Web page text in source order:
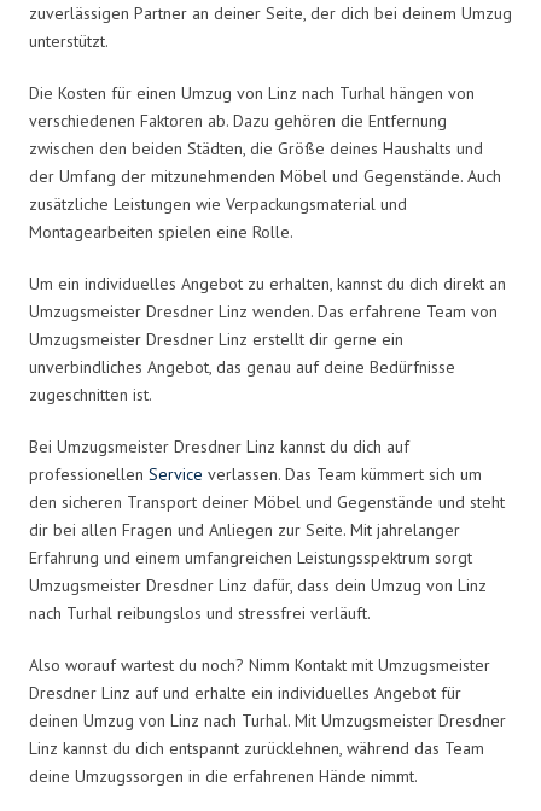
zuverlässigen Partner an deiner Seite, der dich bei deinem Umzug
unterstützt.
Die Kosten für einen Umzug von Linz nach Turhal hängen von
verschiedenen Faktoren ab. Dazu gehören die Entfernung
zwischen den beiden Städten, die Größe deines Haushalts und
der Umfang der mitzunehmenden Möbel und Gegenstände. Auch
zusätzliche Leistungen wie Verpackungsmaterial und
Montagearbeiten spielen eine Rolle.
Um ein individuelles Angebot zu erhalten, kannst du dich direkt an
Umzugsmeister Dresdner Linz wenden. Das erfahrene Team von
Umzugsmeister Dresdner Linz erstellt dir gerne ein
unverbindliches Angebot, das genau auf deine Bedürfnisse
zugeschnitten ist.
Bei Umzugsmeister Dresdner Linz kannst du dich auf
professionellen Service verlassen. Das Team kümmert sich um
den sicheren Transport deiner Möbel und Gegenstände und steht
dir bei allen Fragen und Anliegen zur Seite. Mit jahrelanger
Erfahrung und einem umfangreichen Leistungsspektrum sorgt
Umzugsmeister Dresdner Linz dafür, dass dein Umzug von Linz
nach Turhal reibungslos und stressfrei verläuft.
Also worauf wartest du noch? Nimm Kontakt mit Umzugsmeister
Dresdner Linz auf und erhalte ein individuelles Angebot für
deinen Umzug von Linz nach Turhal. Mit Umzugsmeister Dresdner
Linz kannst du dich entspannt zurücklehnen, während das Team
deine Umzugssorgen in die erfahrenen Hände nimmt.